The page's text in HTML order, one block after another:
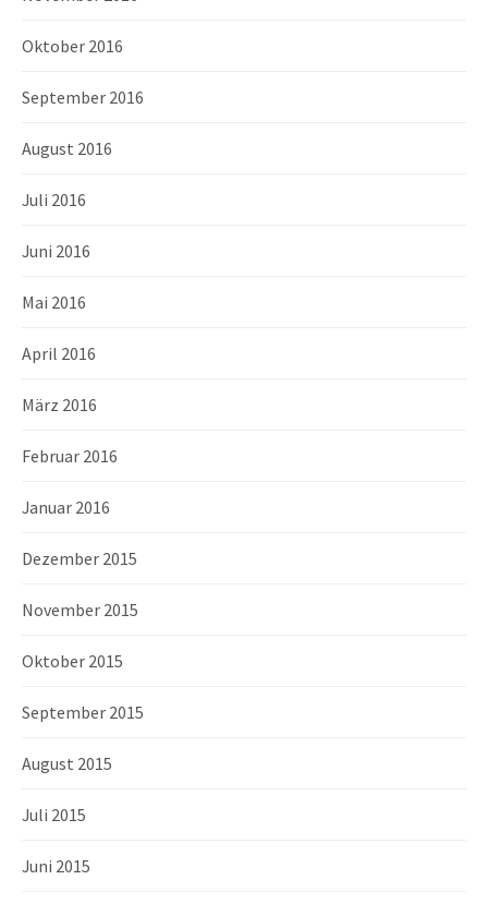
Oktober 2016
September 2016
August 2016
Juli 2016
Juni 2016
Mai 2016
April 2016
März 2016
Februar 2016
Januar 2016
Dezember 2015
November 2015
Oktober 2015
September 2015
August 2015
Juli 2015
Juni 2015